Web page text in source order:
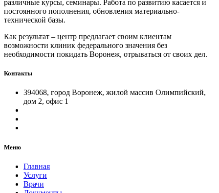
различные курсы, семинары. Работа по развитию касается и
постоянного пополнения, обновления материально-
технической базы.
Как результат – центр предлагает своим клиентам
возможности клиник федерального значения без
необходимости покидать Воронеж, отрываться от своих дел.
Контакты
394068, город Воронеж, жилой массив Олимпийский,
дом 2, офис 1
Меню
Главная
Услуги
Врачи